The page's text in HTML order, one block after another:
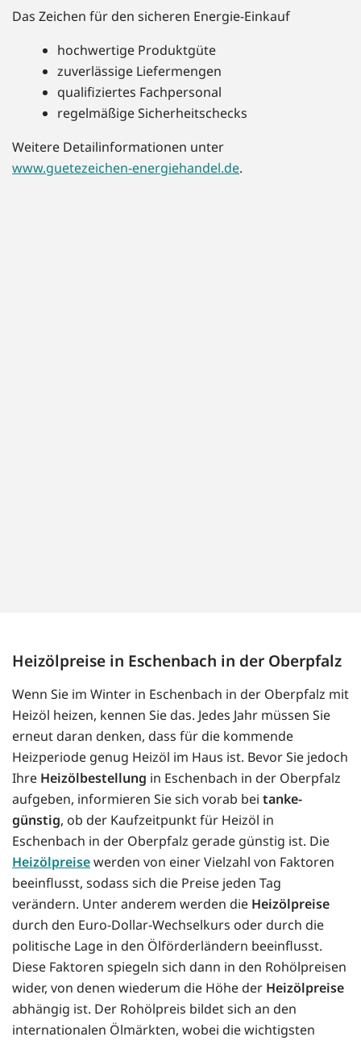
Das Zeichen für den sicheren Energie-Einkauf
hochwertige Produktgüte
zuverlässige Liefermengen
qualifiziertes Fachpersonal
regelmäßige Sicherheitschecks
Weitere Detailinformationen unter
www.guetezeichen-energiehandel.de.
Heizölpreise in Eschenbach in der Oberpfalz
Wenn Sie im Winter in Eschenbach in der Oberpfalz mit
Heizöl heizen, kennen Sie das. Jedes Jahr müssen Sie
erneut daran denken, dass für die kommende
Heizperiode genug Heizöl im Haus ist. Bevor Sie jedoch
Ihre Heizölbestellung in Eschenbach in der Oberpfalz
aufgeben, informieren Sie sich vorab bei tanke-
günstig, ob der Kaufzeitpunkt für Heizöl in
Eschenbach in der Oberpfalz gerade günstig ist. Die
Heizölpreisewerden von einer Vielzahl von Faktoren
beeinflusst, sodass sich die Preise jeden Tag
verändern. Unter anderem werden die Heizölpreise
durch den Euro-Dollar-Wechselkurs oder durch die
politische Lage in den Ölförderländern beeinflusst.
Diese Faktoren spiegeln sich dann in den Rohölpreisen
wider, von denen wiederum die Höhe der Heizölpreise
abhängig ist. Der Rohölpreis bildet sich an den
internationalen Ölmärkten, wobei die wichtigsten